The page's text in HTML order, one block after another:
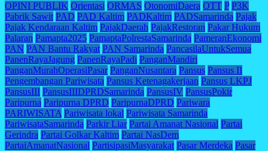
OPINI PUBLIK Orientasi ORMAS OtonomiDaera OTT P P3K
Pabrik Sawit PAD PAD Kaltim PADKaltim PADSamarinda Pajak
Pajak Kendaraan Kaltim PajakDaerah PajakRestoran Pakar Hukum
Palaran Pamapta2025 PamaptaPolrestaSamarinda PameranEkonomi
PAN PAN Bantu Rakyat PAN Samarinda PancasilaUntukSemua
PanenRayaJagung PanenRayaPadi PanganMandiri
PanganMurahOperasiPasar PanganNusantara Pansus Pansus II
Pengembangan Pariwisata Pansus Ketenagakerjaan Pansus LKPJ
PansusIII PansusIIIDPRDSamarinda PansusIV PansusPokir
Paripurna Paripurna DPRD ParipurnaDPRD Pariwara
PARIWISATA Pariwisata lokal Pariwisata Samarinda
PariwisataSamarinda Parkir Liar Partai Amanat Nasional Partai
Gerindra Partai Golkar Kaltim Partai NasDem
PartaiAmanatNasional PartisipasiMasyarakat Pasar Merdeka Pasar